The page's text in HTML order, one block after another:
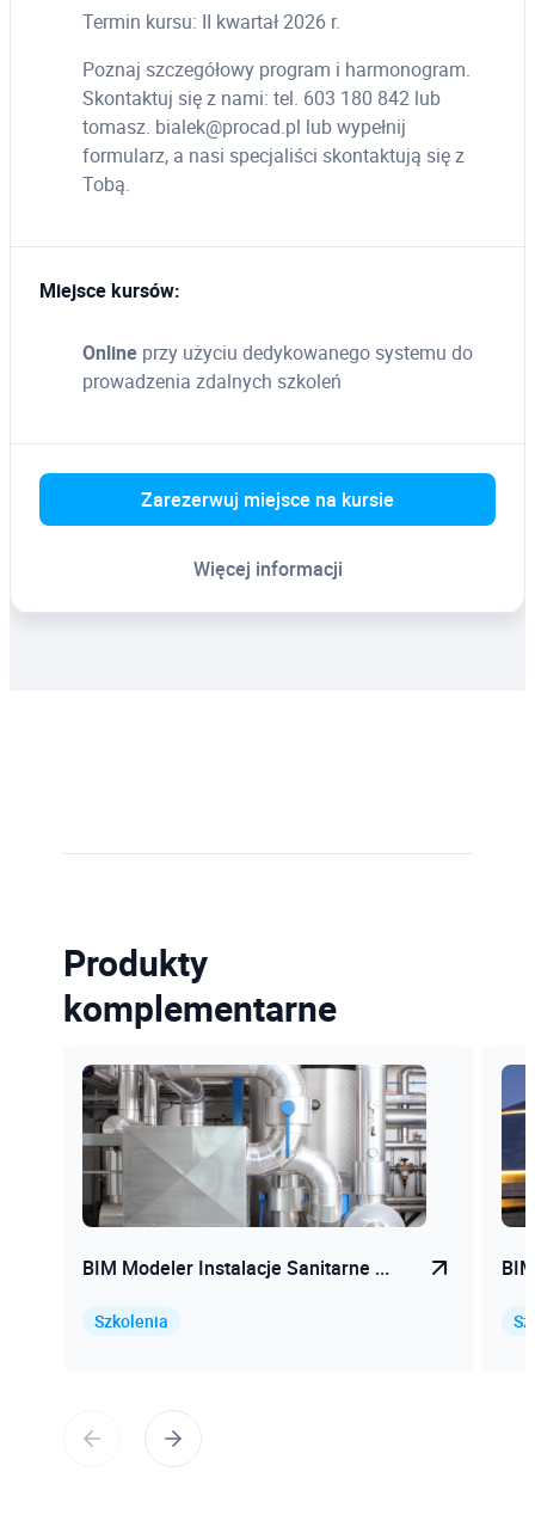
Termin kursu: II kwartał 2026 r.
Poznaj szczegółowy program i harmonogram.
Skontaktuj się z nami: tel. 603 180 842 lub
tomasz. bialek@procad.pl lub wypełnij
formularz, a nasi specjaliści skontaktują się z
Tobą.
Miejsce kursów:
Online przy użyciu dedykowanego systemu do
prowadzenia zdalnych szkoleń
Zarezerwuj miejsce na kursie
Więcej informacji
Produkty
komplementarne
BIM Modeler Instalacje Sanitarne ...
Szkolenia